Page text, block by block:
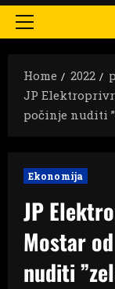
Primary
Home
2022
JP
počinje nuditi
Ekonomija
JP
Mostar
nuditi